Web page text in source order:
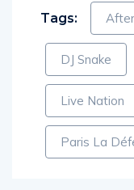
DJ Snake
Live Nation
Paris La